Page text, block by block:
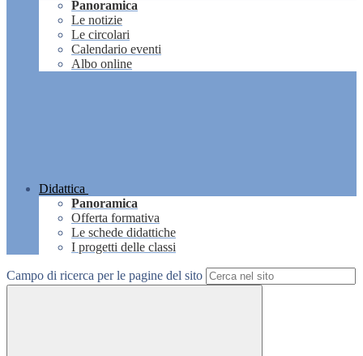
Panoramica
Le notizie
Le circolari
Calendario eventi
Albo online
Didattica
Panoramica
Offerta formativa
Le schede didattiche
I progetti delle classi
Campo di ricerca per le pagine del sito